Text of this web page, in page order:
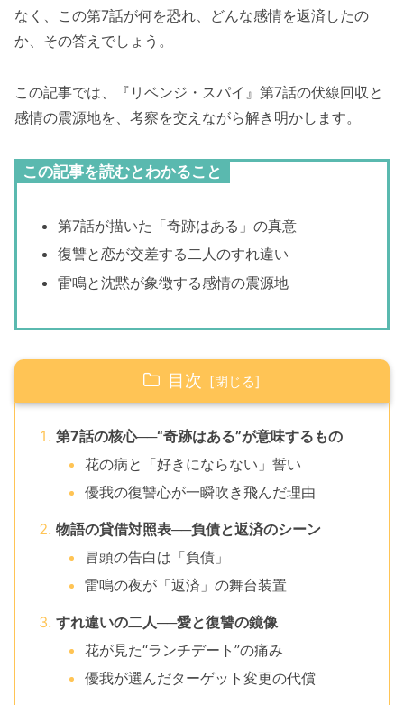
なく、この第7話が何を恐れ、どんな感情を返済したの
か、その答えでしょう。
この記事では、『リベンジ・スパイ』第7話の伏線回収と
感情の震源地を、考察を交えながら解き明かします。
この記事を読むとわかること
第7話が描いた「奇跡はある」の真意
復讐と恋が交差する二人のすれ違い
雷鳴と沈黙が象徴する感情の震源地
目次
第7話の核心──“奇跡はある”が意味するもの
花の病と「好きにならない」誓い
優我の復讐心が一瞬吹き飛んだ理由
物語の貸借対照表──負債と返済のシーン
冒頭の告白は「負債」
雷鳴の夜が「返済」の舞台装置
すれ違いの二人──愛と復讐の鏡像
花が見た“ランチデート”の痛み
優我が選んだターゲット変更の代償